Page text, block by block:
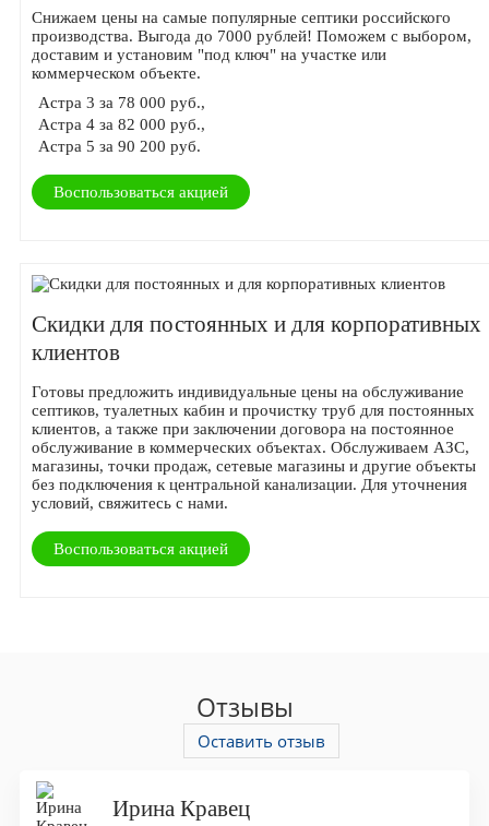
Снижаем цены на самые популярные септики российского
производства. Выгода до 7000 рублей! Поможем с выбором,
доставим и установим "под ключ" на участке или
коммерческом объекте.
Астра 3 за 78 000 руб.,
Астра 4 за 82 000 руб.,
Астра 5 за 90 200 руб.
Воспользоваться акцией
Скидки для постоянных и для корпоративных
клиентов
Готовы предложить индивидуальные цены на обслуживание
септиков, туалетных кабин и прочистку труб для постоянных
клиентов, а также при заключении договора на постоянное
обслуживание в коммерческих объектах. Обслуживаем АЗС,
магазины, точки продаж, сетевые магазины и другие объекты
без подключения к центральной канализации. Для уточнения
условий, свяжитесь с нами.
Воспользоваться акцией
Отзывы
Оставить отзыв
Ирина Кравец